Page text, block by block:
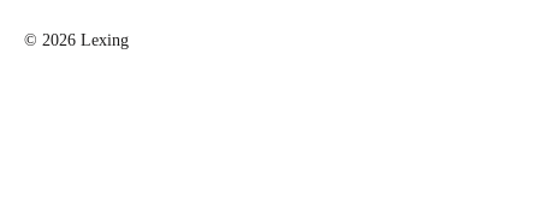
© 2026 Lexing